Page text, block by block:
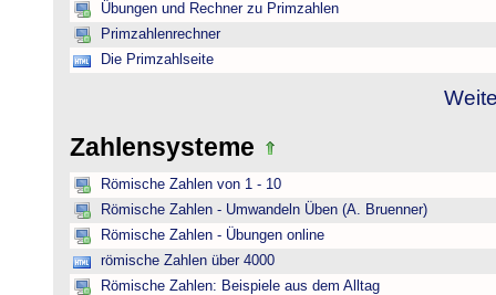
Übungen und Rechner zu Primzahlen
Primzahlenrechner
Die Primzahlseite
Zahlensysteme
Römische Zahlen von 1 - 10
Römische Zahlen - Umwandeln Üben (A. Bruenner)
Römische Zahlen - Übungen online
römische Zahlen über 4000
Römische Zahlen: Beispiele aus dem Alltag